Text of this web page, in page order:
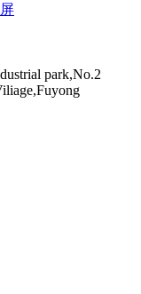
park,No.2